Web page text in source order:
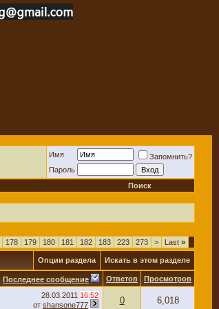
Имя
Запомнить?
Пароль
Поиск
178 179 180 181 182 183 223 273 > Last »
Опции раздела Искать в этом разделе
Последнее сообщение Ответов Просмотров
28.03.2011 16:52
от shansone777 0 6,018